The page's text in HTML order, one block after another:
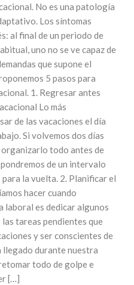
No es una patología
Los síntomas
al final de un periodo de
uno no se ve capaz de
que supone el
5 pasos para
1. Regresar antes
Lo más
de las vacaciones el día
Si volvemos dos días
todo antes de
de un intervalo
la vuelta. 2. Planificar el
hacer cuando
laboral es dedicar algunos
tareas pendientes que
y ser conscientes de
llegado durante nuestra
todo de golpe e
[…]